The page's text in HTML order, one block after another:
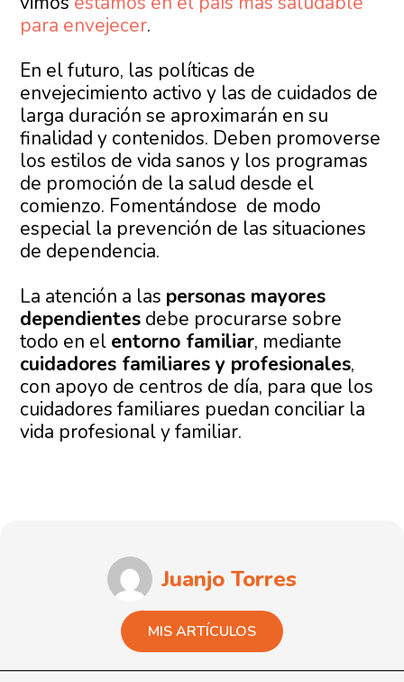
para envejecer.
En el futuro, las políticas de
envejecimiento activo y las de cuidados de
larga duración se aproximarán en su
finalidad y contenidos. Deben promoverse
los estilos de vida sanos y los programas
de promoción de la salud desde el
comienzo. Fomentándose de modo
especial la prevención de las situaciones
de dependencia.
La atención a las personas mayores
dependientes debe procurarse sobre
todo en el entorno familiar, mediante
cuidadores familiares y profesionales,
con apoyo de centros de día, para que los
cuidadores familiares puedan conciliar la
vida profesional y familiar.
Juanjo Torres
MIS ARTÍCULOS